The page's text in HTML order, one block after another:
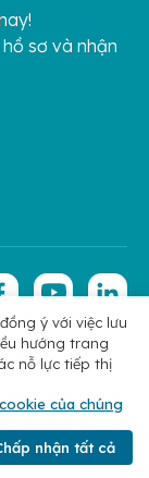
sơ và nhận
Corporation
Liên hệ
ý với việc lưu
hướng trang
nỗ lực tiếp thị
của chúng
nhận tất cả